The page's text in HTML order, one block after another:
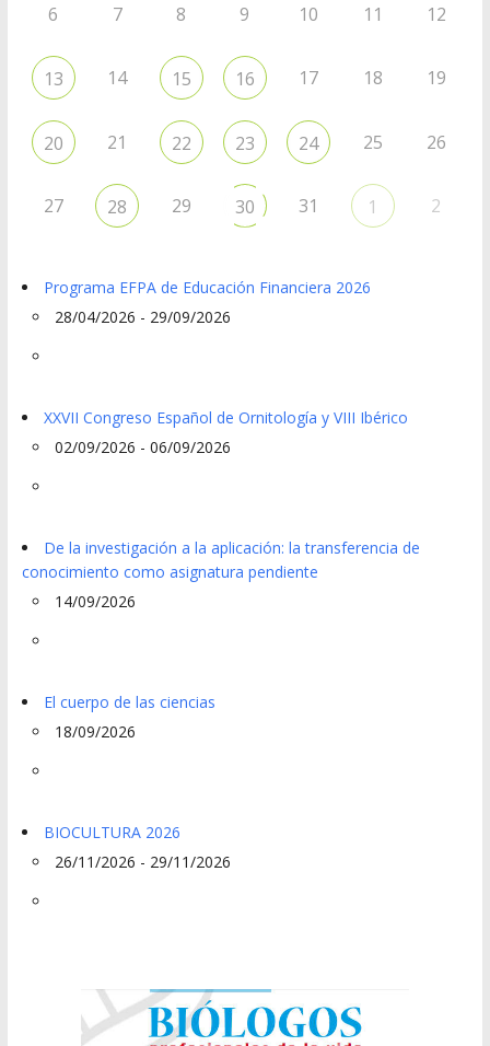
6 7 8 9 10 11 12
13 14 15 16 17 18 19
20 21 22 23 24 25 26
27 28 29 30 31 1 2
Programa EFPA de Educación Financiera 2026
28/04/2026 - 29/09/2026
XXVII Congreso Español de Ornitología y VIII Ibérico
02/09/2026 - 06/09/2026
De la investigación a la aplicación: la transferencia de
conocimiento como asignatura pendiente
14/09/2026
El cuerpo de las ciencias
18/09/2026
BIOCULTURA 2026
26/11/2026 - 29/11/2026